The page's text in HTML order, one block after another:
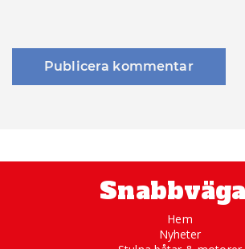
Hem
Nyheter